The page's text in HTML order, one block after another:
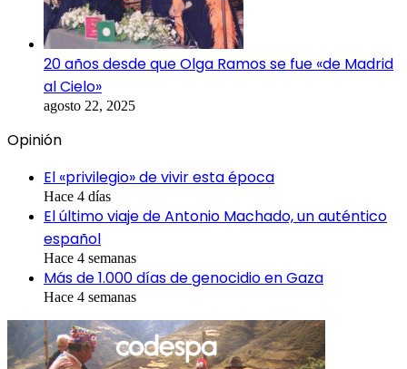
20 años desde que Olga Ramos se fue «de Madrid
al Cielo»
agosto 22, 2025
Opinión
El «privilegio» de vivir esta época
Hace 4 días
El último viaje de Antonio Machado, un auténtico
español
Hace 4 semanas
Más de 1.000 días de genocidio en Gaza
Hace 4 semanas